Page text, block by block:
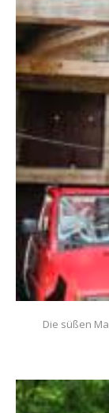
Die süßen